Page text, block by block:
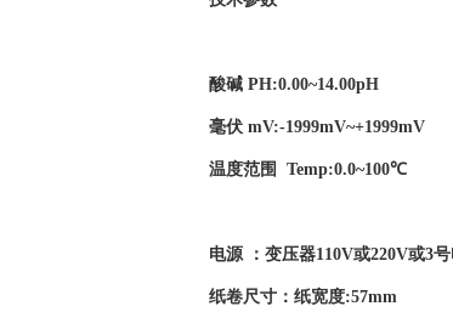
酸碱 PH:0.00~14.00pH
毫伏 mV:-1999mV~+1999mV
温度范围 Temp:0.0~100℃
电源 ：变压器110V或220V或3
纸卷尺寸：纸宽度:57mm